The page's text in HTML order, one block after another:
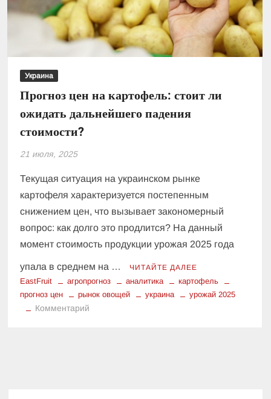
осенью
Украина
Прогноз цен на картофель: стоит ли
ожидать дальнейшего падения
стоимости?
21 июля, 2025
Текущая ситуация на украинском рынке
картофеля характеризуется постепенным
снижением цен, что вызывает закономерный
вопрос: как долго это продлится? На данный
момент стоимость продукции урожая 2025 года
упала в среднем на … ЧИТАЙТЕ ДАЛЕЕ
EastFruit агропрогноз аналитика
картофель
прогноз цен
рынок овощей украина урожай 2025
Комментарий